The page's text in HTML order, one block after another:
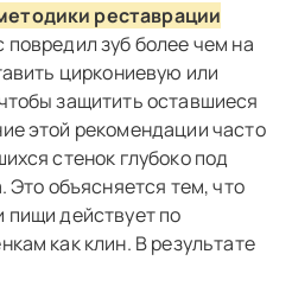
реставрации
зуб более чем на
циркониевую или
защитить оставшиеся
этой рекомендации часто
стенок глубоко под
Это объясняется тем, что
пищи действует по
как клин. В результате